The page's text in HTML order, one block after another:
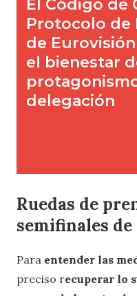
Ruedas de
semifinales
Para entender las
preciso recuperar lo